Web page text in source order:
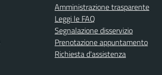
Amministrazione trasparente
Leggi le FAQ
Segnalazione disservizio
Prenotazione appuntamento
Richiesta d'assistenza